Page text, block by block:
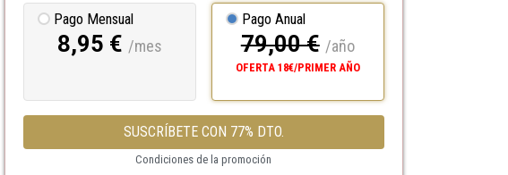
Pago Mensual
8,95 € /mes
Pago Anual
79,00 € /año
OFERTA 18€/PRIMER AÑO
SUSCRÍBETE CON 77% DTO.
Condiciones de la promoción